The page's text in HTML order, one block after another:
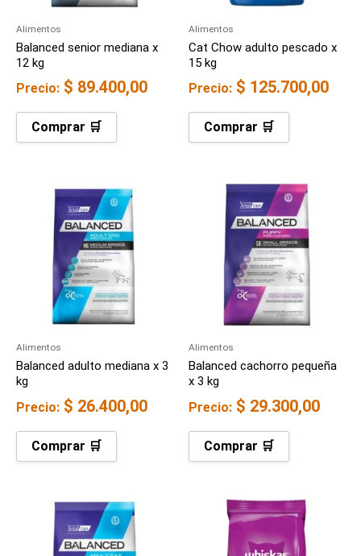
Alimentos
Balanced senior mediana x
12 kg
Precio: $ 89.400,00
Comprar 🛒
Alimentos
Cat Chow adulto pescado x
15 kg
Precio: $ 125.700,00
Comprar 🛒
Alimentos
Balanced adulto mediana x 3
kg
Precio: $ 26.400,00
Comprar 🛒
Alimentos
Balanced cachorro pequeña
x 3 kg
Precio: $ 29.300,00
Comprar 🛒